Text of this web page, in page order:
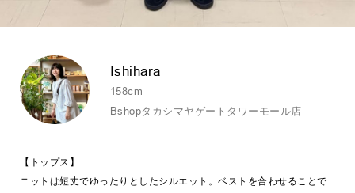
Ishihara
158cm
Bshopタカシマヤゲートタワーモール店
【トップス】
ニットは短丈でゆったりとしたシルエット。ベストを合わせることで